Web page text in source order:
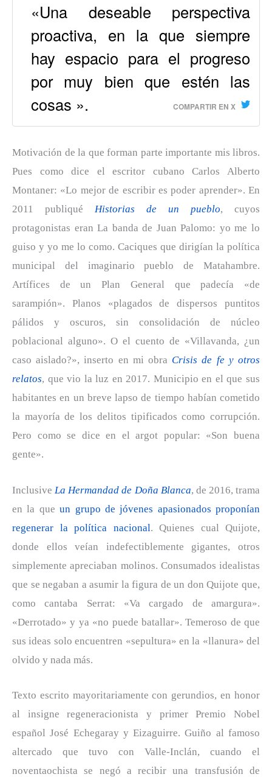
«Una deseable perspectiva
proactiva, en la que siempre
hay espacio para el progreso
por muy bien que estén las
cosas ».
COMPARTIR EN X
Motivación de la que forman parte importante mis libros.
Pues como dice el escritor cubano Carlos Alberto
Montaner: «Lo mejor de escribir es poder aprender». En
2011 publiqué Historias de un pueblo, cuyos
protagonistas eran La banda de Juan Palomo: yo me lo
guiso y yo me lo como. Caciques que dirigían la política
municipal del imaginario pueblo de Matahambre.
Artífices de un Plan General que padecía «de
sarampión». Planos «plagados de dispersos puntitos
pálidos y oscuros, sin consolidación de núcleo
poblacional alguno». O el cuento de «Villavanda, ¿un
caso aislado?», inserto en mi obra Crisis de fe y otros
relatos, que vio la luz en 2017. Municipio en el que sus
habitantes en un breve lapso de tiempo habían cometido
la mayoría de los delitos tipificados como corrupción.
Pero como se dice en el argot popular: «Son buena
gente».
Inclusive La Hermandad de Doña Blanca, de 2016, trama
en la queun grupo de jóvenes apasionados proponían
regenerar la política nacional. Quienes cual Quijote,
donde ellos veían indefectiblemente gigantes, otros
simplemente apreciaban molinos. Consumados idealistas
que se negaban a asumir la figura de un don Quijote que,
como cantaba Serrat: «Va cargado de amargura».
«Derrotado» y ya «no puede batallar». Temeroso de que
sus ideas solo encuentren «sepultura» en la «llanura» del
olvido y nada más.
Texto escrito mayoritariamente con gerundios, en honor
al insigne regeneracionista y primer Premio Nobel
español José Echegaray y Eizaguirre. Guiño al famoso
altercado que tuvo con Valle-Inclán, cuando el
noventaochista se negó a recibir una transfusión de